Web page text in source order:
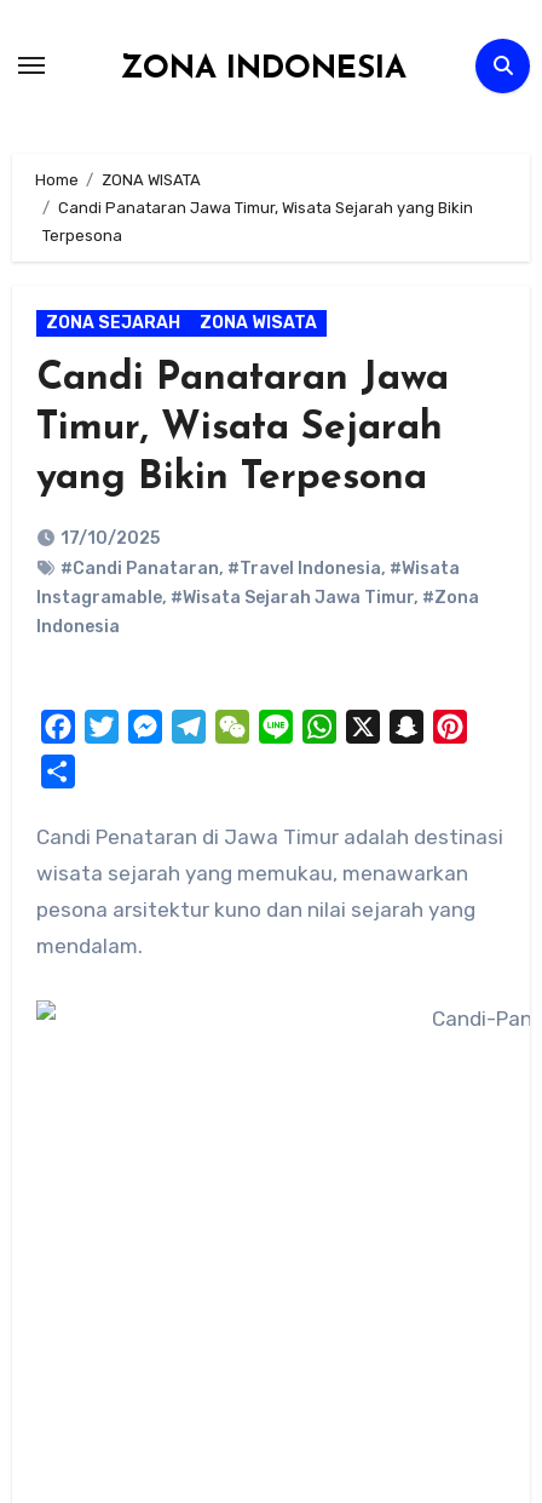
ZONA INDONESIA
Home
ZONA WISATA
Candi Panataran Jawa Timur, Wisata Sejarah yang Bikin
Terpesona
ZONA SEJARAH ZONA WISATA
Candi Panataran Jawa
Timur, Wisata Sejarah
yang Bikin Terpesona
17/10/2025
#Candi Panataran, #Travel Indonesia, #Wisata
Instagramable, #Wisata Sejarah Jawa Timur, #Zona
Indonesia
FacebookTwitterMessengerTelegramWeChat
Line WhatsApp Snapchat
wisata sejarah yang memukau, menawarkan
pesona arsitektur kuno dan nilai sejarah yang
mendalam​.